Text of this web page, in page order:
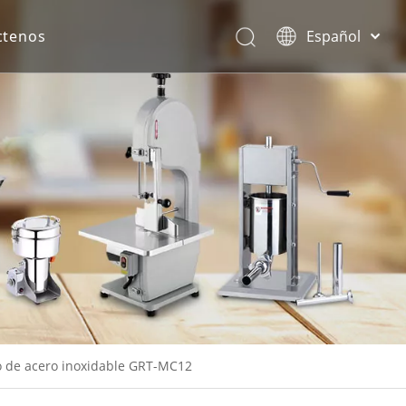
Español
English
acero inoxidable GRT-MC12